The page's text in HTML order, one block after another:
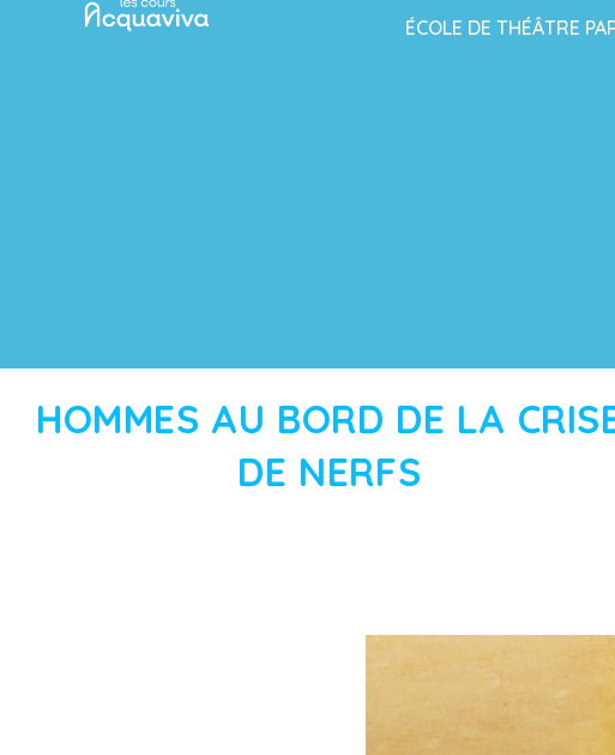
ÉCOLE DE THÉÂTRE
HOMMES AU BORD DE LA
DE NERFS